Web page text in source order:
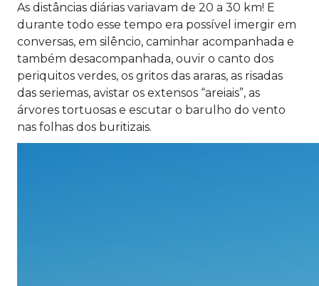
As distâncias diárias variavam de 20 a 30 km! E
durante todo esse tempo era possível imergir em
conversas, em silêncio, caminhar acompanhada e
também desacompanhada, ouvir o canto dos
periquitos verdes, os gritos das araras, as risadas
das seriemas, avistar os extensos “areiais”, as
árvores tortuosas e escutar o barulho do vento
nas folhas dos buritizais.